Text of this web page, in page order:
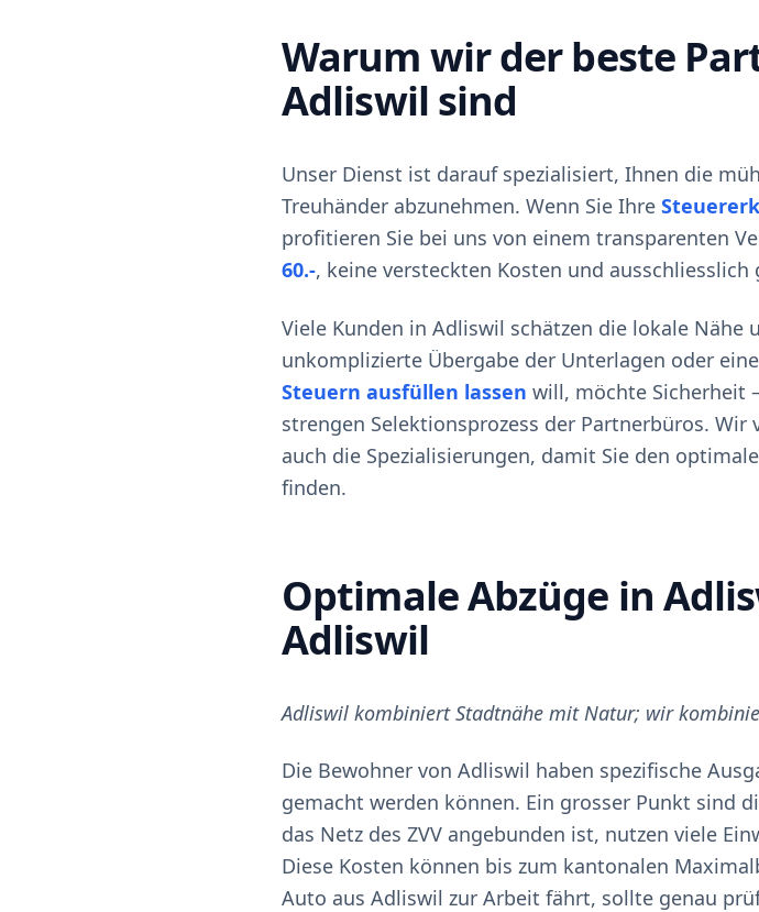
Warum wir der beste
Adliswil sind
Unser Dienst ist darauf spezialisiert, Ihnen die
Treuhänder abzunehmen. Wenn Sie Ihre
profitieren Sie bei uns von einem transparenten
60.-, keine versteckten Kosten und
Viele Kunden in Adliswil schätzen die lokale
unkomplizierte Übergabe der Unterlagen oder
Steuern ausfüllen lassen will, möchte Sicherheit
strengen Selektionsprozess der Partnerbüros.
auch die Spezialisierungen, damit Sie den
finden.
Optimale Abzüge in
Adliswil
Adliswil kombiniert Stadtnähe mit Natur; wir
Die Bewohner von Adliswil haben spezifische
gemacht werden können. Ein grosser Punkt sind
das Netz des ZVV angebunden ist, nutzen viele
Diese Kosten können bis zum kantonalen
Auto aus Adliswil zur Arbeit fährt, sollte genau